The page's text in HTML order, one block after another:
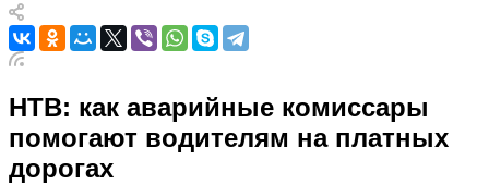
НТВ: как аварийные комиссары
помогают водителям на платных
дорогах